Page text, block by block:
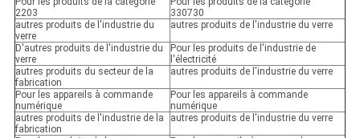
2203
330730
autres produits de l'industrie du
verre
autres produits de l'industrie du verre
D'autres produits de l'industrie du
verre
Pour les produits de l'industrie de
l'électricité
autres produits du secteur de la
fabrication
autres produits de l'industrie du verre
Pour les appareils à commande
numérique
Pour les appareils à commande
numérique
autres produits de l'industrie de la
fabrication
autres produits de l'industrie du verre